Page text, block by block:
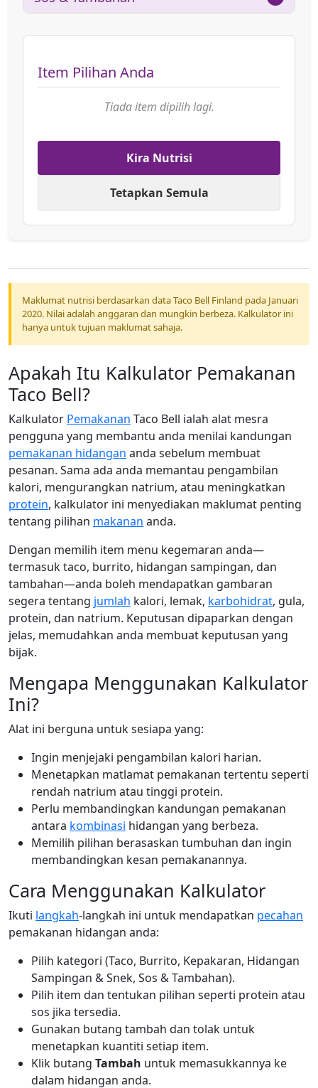
Item Pilihan Anda
Tiada item dipilih lagi.
Kira Nutrisi
Tetapkan Semula
Maklumat nutrisi berdasarkan data Taco Bell Finland pada Januari
2020. Nilai adalah anggaran dan mungkin berbeza. Kalkulator ini
hanya untuk tujuan maklumat sahaja.
Apakah Itu Kalkulator Pemakanan
Taco Bell?
Kalkulator Pemakanan Taco Bell ialah alat mesra
pengguna yang membantu anda menilai kandungan
pemakanan hidangan anda sebelum membuat
pesanan. Sama ada anda memantau pengambilan
kalori, mengurangkan natrium, atau meningkatkan
protein, kalkulator ini menyediakan maklumat penting
tentang pilihan makanan anda.
Dengan memilih item menu kegemaran anda—
termasuk taco, burrito, hidangan sampingan, dan
tambahan—anda boleh mendapatkan gambaran
segera tentang jumlah kalori, lemak, karbohidrat, gula,
protein, dan natrium. Keputusan dipaparkan dengan
jelas, memudahkan anda membuat keputusan yang
bijak.
Mengapa Menggunakan Kalkulator
Ini?
Alat ini berguna untuk sesiapa yang:
Ingin menjejaki pengambilan kalori harian.
Menetapkan matlamat pemakanan tertentu seperti
rendah natrium atau tinggi protein.
Perlu membandingkan kandungan pemakanan
antara kombinasi hidangan yang berbeza.
Memilih pilihan berasaskan tumbuhan dan ingin
membandingkan kesan pemakanannya.
Cara Menggunakan Kalkulator
Ikuti langkah-langkah ini untuk mendapatkan pecahan
pemakanan hidangan anda:
Pilih kategori (Taco, Burrito, Kepakaran, Hidangan
Sampingan & Snek, Sos & Tambahan).
Pilih item dan tentukan pilihan seperti protein atau
sos jika tersedia.
Gunakan butang tambah dan tolak untuk
menetapkan kuantiti setiap item.
Klik butang Tambah untuk memasukkannya ke
dalam hidangan anda.